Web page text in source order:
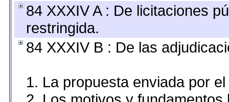
84 XXXIV A : De licitaciones
restringida.
84 XXXIV B : De las
1. La propuesta enviada por